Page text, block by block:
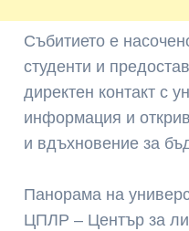
Събитието е
студенти и
директен контакт с
информация и
и вдъхновение за
Панорама на
ЦПЛР – Център за